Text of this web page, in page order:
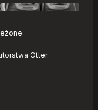
Otter.